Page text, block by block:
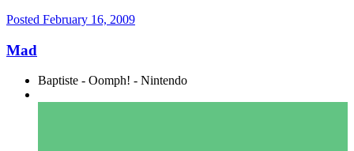
Posted February 16, 2009
Mad
Baptiste - Oomph! - Nintendo